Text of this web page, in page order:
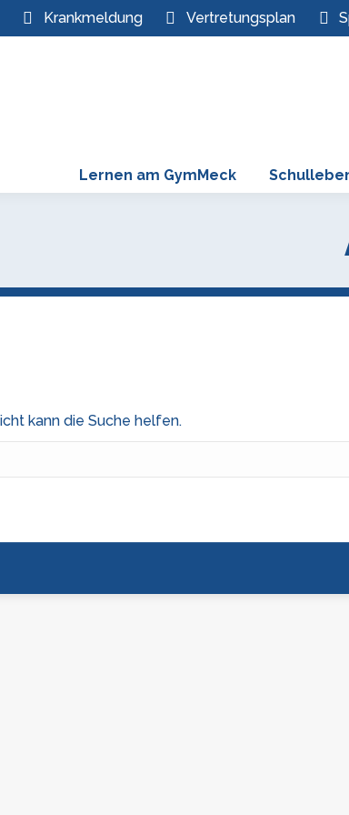
Krankmeldung Vertretungsplan
Lernen am GymMeck
kann die Suche helfen.